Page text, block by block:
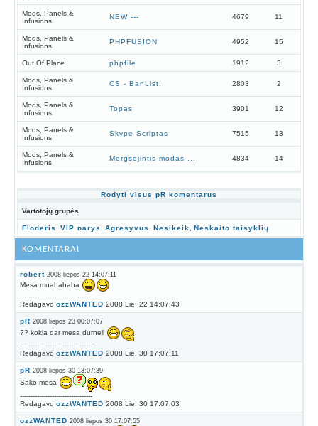
Mods, Panels &
Infusions
NEW --- 4679 11
Mods, Panels &
Infusions
PHPFUSION 4952 15
Out Of Place phpfile 1912 3
Mods, Panels &
Infusions
CS - BanList. 2803 2
Mods, Panels &
Infusions
Topas 3901 12
Mods, Panels &
Infusions
Skype Scriptas 7515 13
Mods, Panels &
Infusions
Mergsejintis modas ... 4834 14
Rodyti visus pR komentarus
Vartotojų grupės
Floderis VIP narys Agresyvus Nesikeik Neskaito taisyklių
KOMENTARAI
robert 2008 liepos 22 14:07:11
Mesa muahahaha
----------------------------------
Redagavo ozzWANTED 2008 Lie. 22 14:07:43
pR 2008 liepos 23 00:07:07
?? kokia dar mesa durneli
----------------------------------
Redagavo ozzWANTED 2008 Lie. 30 17:07:11
pR 2008 liepos 30 13:07:39
Sako mesa
----------------------------------
Redagavo ozzWANTED 2008 Lie. 30 17:07:03
ozzWANTED 2008 liepos 30 17:07:55